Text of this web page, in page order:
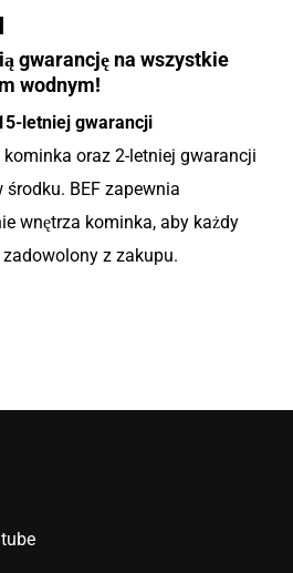
gwarancję na wszystkie
wodnym!
letniej gwarancji
kominka oraz 2-letniej gwarancji
środku. BEF zapewnia
wnętrza kominka, aby każdy
zadowolony z zakupu.